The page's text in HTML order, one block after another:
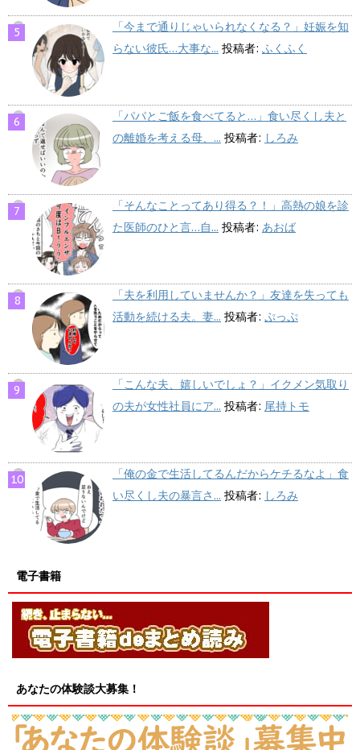
「今まで通りじゃいられなくなる？」妊娠を知
らない彼氏…大事な... 投稿者: ふくふく
「パパとご飯を食べてると…」食い尽くし夫と
の離婚を考える母、... 投稿者: しろみ
「そんなことってあり得る？！」高熱の娘を診
た医師のひと言…自... 投稿者: あおば
「夫を利用していませんか？」友達を失っても
活動を続ける夫。妻... 投稿者: ぷっぷ
「こんな夫、嬉しいでしょ？」イクメン気取り
の夫が女性社員にア... 投稿者: 尾持トモ
「俺の金で生活してるんだからケチるなよ」食
い尽くし夫の暴言さ... 投稿者: しろみ
電子書籍
あなたの体験談大募集！